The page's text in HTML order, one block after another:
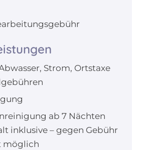
Strom, Ortstaxe
ab 7 Nächten
inklusive – gegen Gebühr
möglich